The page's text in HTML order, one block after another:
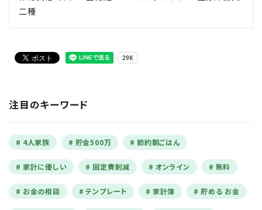
二種
注目のキーワード
4人家族 貯金500万 節約朝ごはん
家計に優しい 固定費削減 オンライン 無料
お金の相談 テンプレート 家計簿 貯める お金